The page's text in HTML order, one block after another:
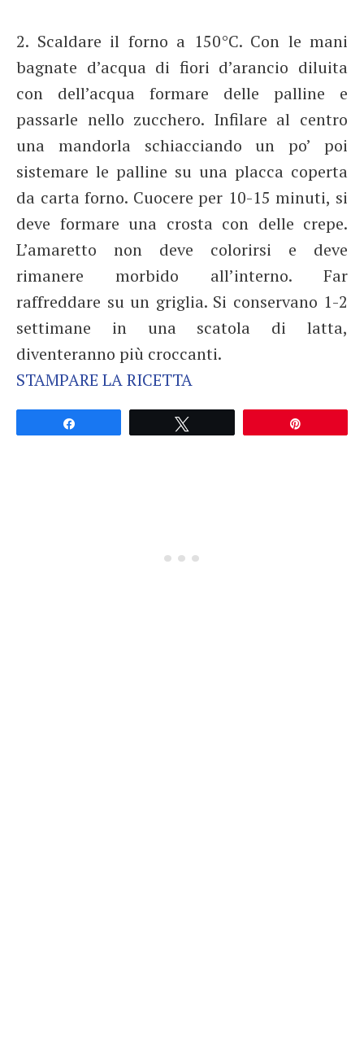
2. Scaldare il forno a 150°C. Con le mani
bagnate d’acqua di fiori d’arancio diluita
con dell’acqua formare delle palline e
passarle nello zucchero. Infilare al centro
una mandorla schiacciando un po’ poi
sistemare le palline su una placca coperta
da carta forno. Cuocere per 10-15 minuti, si
deve formare una crosta con delle crepe.
L’amaretto non deve colorirsi e deve
rimanere morbido all’interno. Far
raffreddare su un griglia. Si conservano 1-2
settimane in una scatola di latta,
diventeranno più croccanti.
STAMPARE LA RICETTA